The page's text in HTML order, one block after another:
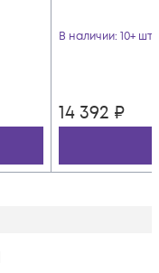
В наличии: 10+ шт
14 392 ₽